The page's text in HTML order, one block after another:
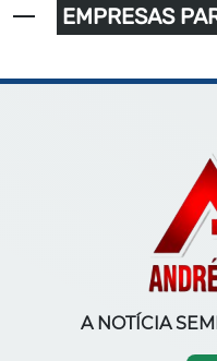
EMPRESAS
A NOTÍCIA